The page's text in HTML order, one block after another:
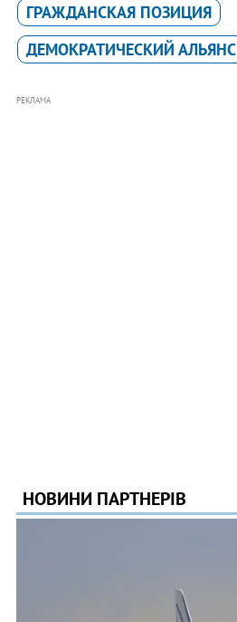
ГРАЖДАНСКАЯ ПОЗИЦИЯ
ДЕМОКРАТИЧЕСКИЙ АЛЬЯНС
РЕКЛАМА